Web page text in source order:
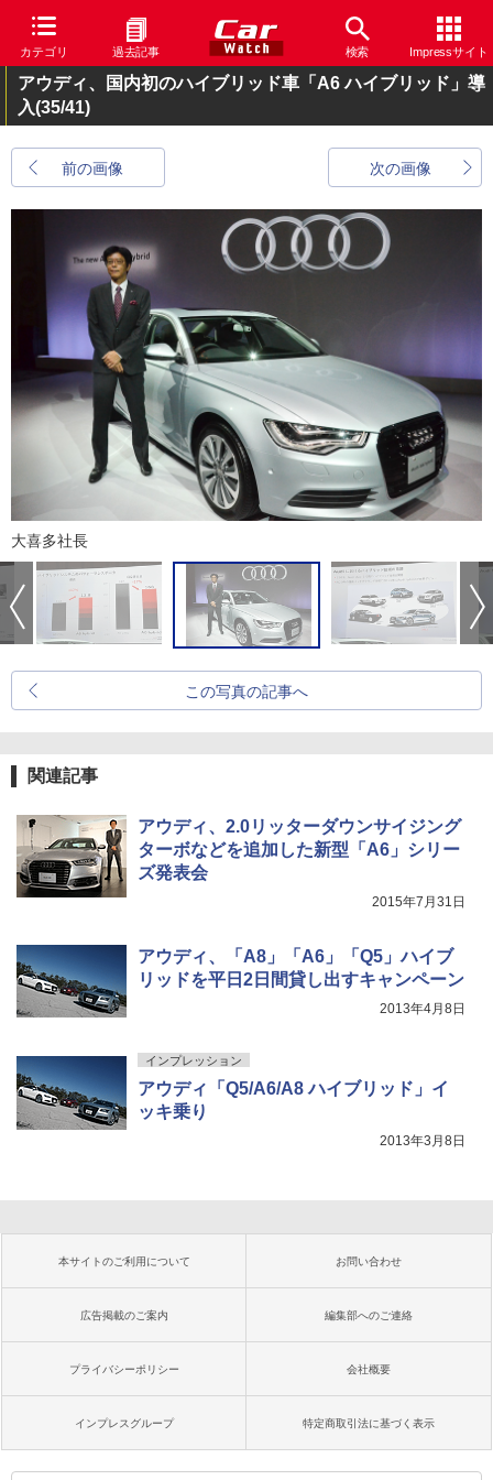
カテゴリ 過去記事 検索 Impressサイト
アウディ、国内初のハイブリッド車「A6 ハイブリッド」導
入(35/41)
前の画像 次の画像
大喜多社長
この写真の記事へ
関連記事
アウディ、2.0リッターダウンサイジング
ターボなどを追加した新型「A6」シリー
ズ発表会
2015年7月31日
アウディ、「A8」「A6」「Q5」ハイブ
リッドを平日2日間貸し出すキャンペーン
2013年4月8日
インプレッション
アウディ「Q5/A6/A8 ハイブリッド」イ
ッキ乗り
2013年3月8日
本サイトのご利用について お問い合わせ
広告掲載のご案内 編集部へのご連絡
プライバシーポリシー 会社概要
インプレスグループ 特定商取引法に基づく表示